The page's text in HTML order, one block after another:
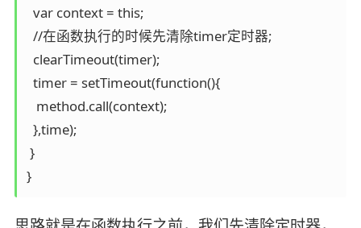
  var context = this;
  //在函数执行的时候先清除timer定时器;
  clearTimeout(timer);
  timer = setTimeout(function(){
   method.call(context);
  },time);
}
}